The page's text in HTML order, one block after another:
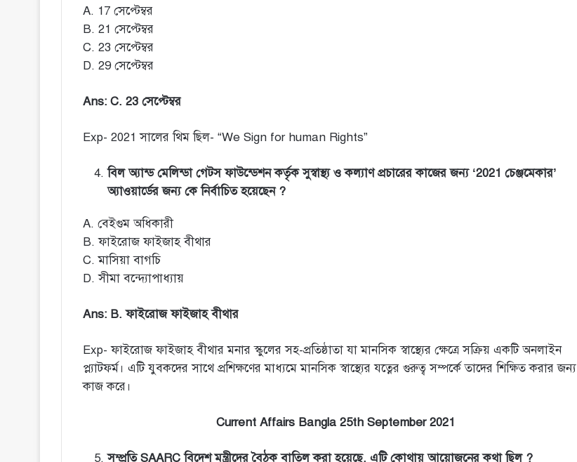
A. 17 সেপ্টেম্বর
B. 21 সেপ্টেম্বর
C. 23 সেপ্টেম্বর
D. 29 সেপ্টেম্বর
Ans: C. 23 সেপ্টেম্বর
Exp- 2021 সালের থিম ছিল- “We Sign for human Rights”
বিল অ্যান্ড মেলিন্ডা গেটস ফাউন্ডেশন কর্তৃক সুস্বাস্থ্য ও কল্যাণ প্রচারের কাজের জন্য ‘2021 চেঞ্জমেকার’
অ্যাওয়ার্ডের জন্য কে নির্বাচিত হয়েছেন ?
A. বেইগুম অধিকারী
B. ফাইরোজ ফাইজাহ বীথার
C. মাসিয়া বাগচি
D. সীমা বন্দ্যোপাধ্যায়
Ans: B. ফাইরোজ ফাইজাহ বীথার
Exp- ফাইরোজ ফাইজাহ বীথার মনার স্কুলের সহ-প্রতিষ্ঠাতা যা মানসিক স্বাস্থ্যের ক্ষেত্রে সক্রিয় একটি অনলাইন
প্ল্যাটফর্ম। এটি যুবকদের সাথে প্রশিক্ষণের মাধ্যমে মানসিক স্বাস্থ্যের যত্নের গুরুত্ব সম্পর্কে তাদের শিক্ষিত করার জন্য
কাজ করে।
Current Affairs Bangla 25th September 2021
সম্প্রতি SAARC বিদেশ মন্ত্রীদের বৈঠক বাতিল করা হয়েছে, এটি কোথায় আয়োজনের কথা ছিল ?